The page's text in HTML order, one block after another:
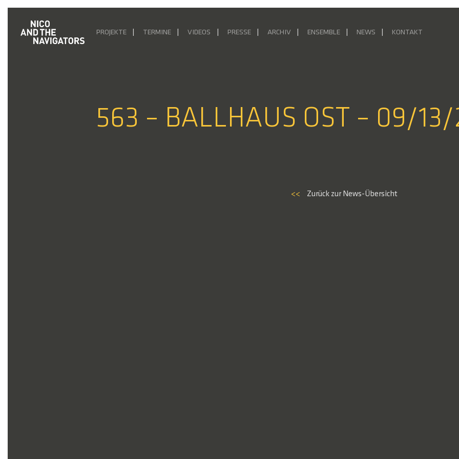
PROJEKTE TERMINE VIDEOS PRESSE ARCHIV ENSEMBLE NEWS KONTAKT
563 – BALLHAUS OST – 09/13/
<< Zurück zur News-Übersicht